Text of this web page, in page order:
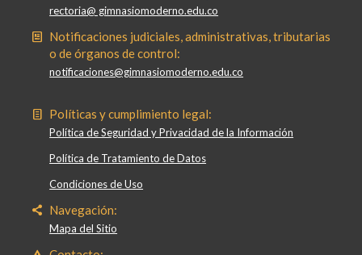
rectoria@ gimnasiomoderno.edu.co
Notificaciones judiciales, administrativas, tributarias
o de órganos de control:
notificaciones@gimnasiomoderno.edu.co
Políticas y cumplimiento legal:
Política de Seguridad y Privacidad de la Información
Política de Tratamiento de Datos
Condiciones de Uso
Navegación:
Mapa del Sitio